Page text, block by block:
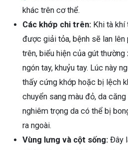
khác trên cơ thể.
Các khớp chi trên: Khi tà khí
được giải tỏa, bệnh sẽ lan lên
trên, biểu hiện của gút
ngón tay, khuỷu tay. Lúc này
thấy cứng khớp hoặc bị lệch
chuyển sang màu đỏ, da
nghiêm trọng da có thể bị
ra ngoài.
Vùng lưng và cột sống: Đây